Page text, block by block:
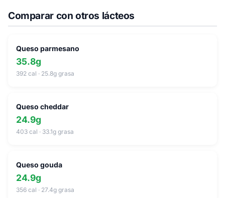
Comparar con otros lácteos
Queso parmesano
35.8g
392 cal · 25.8g grasa
Queso cheddar
24.9g
403 cal · 33.1g grasa
Queso gouda
24.9g
356 cal · 27.4g grasa